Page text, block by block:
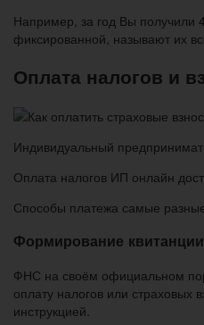
Например, за год Вы получили
фиксированной, называют их
Оплата налогов и
Индивидуальный
Оплата налогов ИП онлайн
Способы платежа самые
Формирование квитанции
ФНС на своём официальном
оплату налогов или страховых
инструкцией.